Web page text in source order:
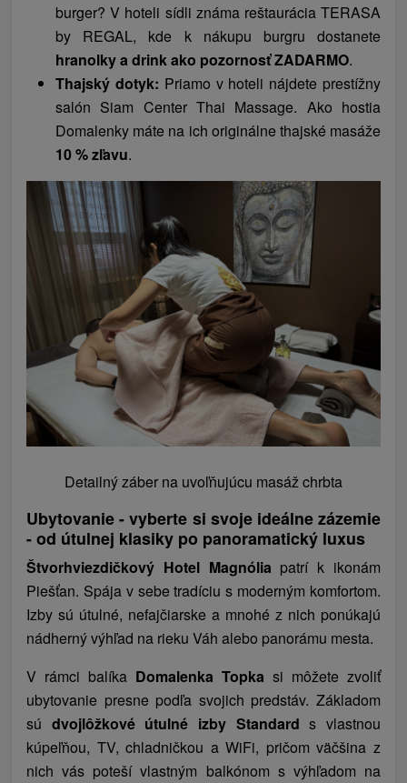
burger? V hoteli sídli známa reštaurácia TERASA
by REGAL, kde k nákupu burgru dostanete
hranolky a drink ako pozornosť ZADARMO.
Thajský dotyk: Priamo v hoteli nájdete prestížny
salón Siam Center Thai Massage. Ako hostia
Domalenky máte na ich originálne thajské masáže
10 % zľavu.
Detailný záber na uvoľňujúcu masáž chrbta
Ubytovanie - vyberte si svoje ideálne zázemie
- od útulnej klasiky po panoramatický luxus
Štvorhviezdičkový Hotel Magnólia patrí k ikonám
Piešťan. Spája v sebe tradíciu s moderným komfortom.
Izby sú útulné, nefajčiarske a mnohé z nich ponúkajú
nádherný výhľad na rieku Váh alebo panorámu mesta.
V rámci balíka Domalenka Topka si môžete zvoliť
ubytovanie presne podľa svojich predstáv. Základom
sú dvojlôžkové útulné izby Standards vlastnou
kúpeľňou, TV, chladničkou a WiFi, pričom väčšina z
nich vás poteší vlastným balkónom s výhľadom na